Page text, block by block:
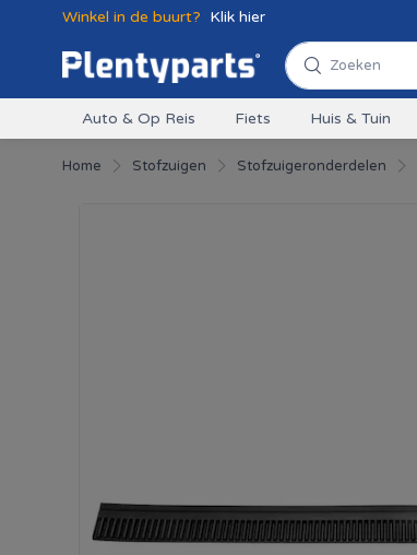
Winkel in de buurt? Klik hier
Auto & Op Reis Fiets Huis & Tuin
Home Stofzuigen Stofzuigeronderdelen